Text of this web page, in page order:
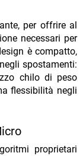
per offrire al
necessari per
è compatto,
spostamenti:
chilo di peso
flessibilità negli
proprietari